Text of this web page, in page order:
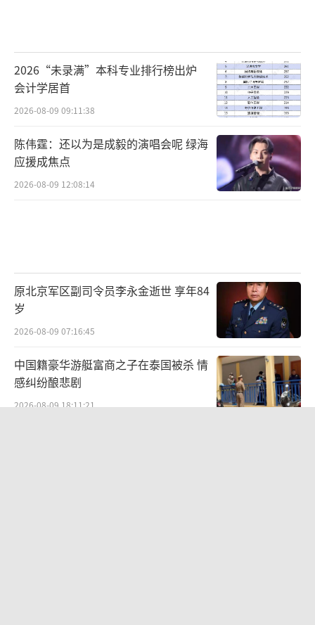
2026“未录满”本科专业排行榜出炉
会计学居首
2026-08-09 09:11:38
陈伟霆：还以为是成毅的演唱会呢 绿海
应援成焦点
2026-08-09 12:08:14
原北京军区副司令员李永金逝世 享年84
岁
2026-08-09 07:16:45
中国籍豪华游艇富商之子在泰国被杀 情
感纠纷酿悲剧
2026-08-09 18:11:21